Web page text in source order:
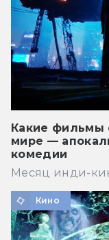
Какие фильмы
мире —
комедии
Месяц инди-
Кино